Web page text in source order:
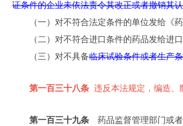
证条件的企业未依法责令其改正或者撤销其
（一）对不符合法定条件的单位发给《
（二）对不符合进口条件的药品发给进
（三）对不具备临床试验条件或者生产
第一百三十八条 违反本法规定，编造、
第一百三十九条 药品监督管理部门或